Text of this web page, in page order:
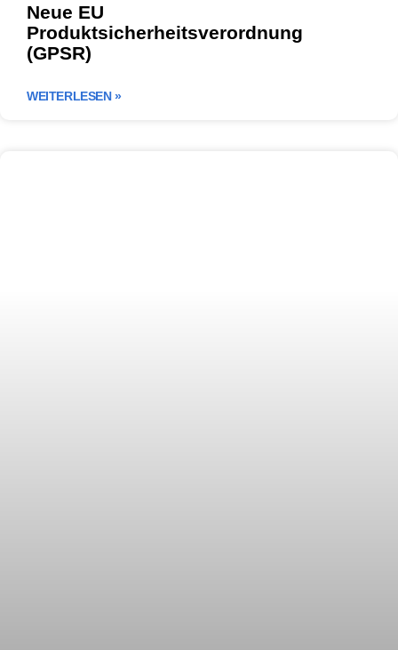
Neue EU
Produktsicherheitsverordnung
(GPSR)
WEITERLESEN »